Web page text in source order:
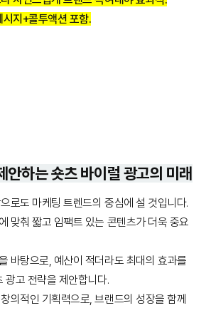
지+콜투액션 포함.
안하는 숏츠 바이럴 광고의 미래
로도 마케팅 트렌드의 중심에 설 것입니다.
맞춰 짧고 임팩트 있는 콘텐츠가 더욱 중요
바탕으로, 예산이 적더라도 최대의 효과를
광고 전략을 제안합니다.
의적인 기획력으로, 브랜드의 성장을 함께